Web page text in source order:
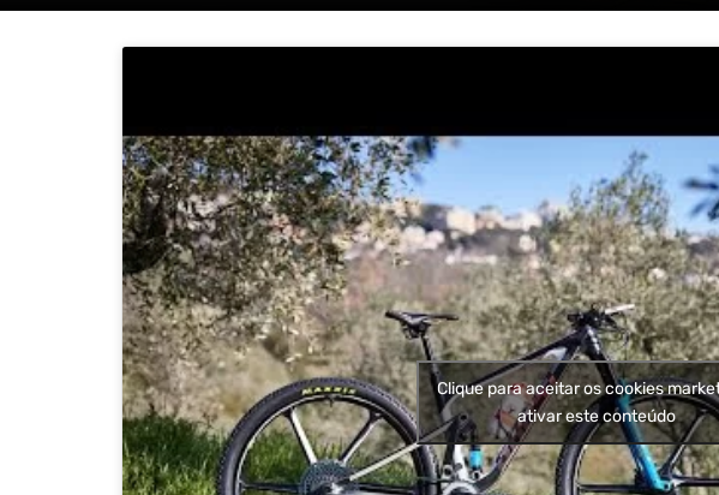
Clique para aceitar os cookies
ativar este conteúdo